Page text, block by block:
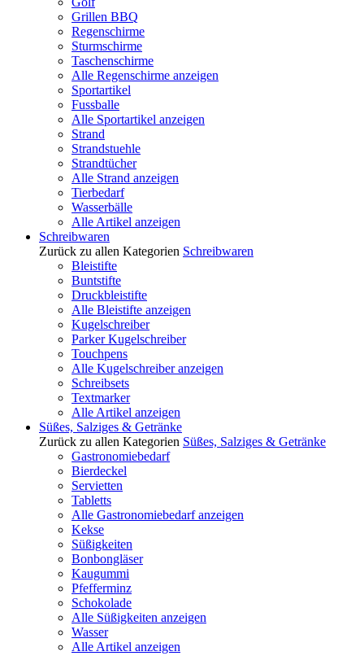
Grillen BBQ
Regenschirme
Sturmschirme
Taschenschirme
Alle Regenschirme anzeigen
Sportartikel
Fussballe
Alle Sportartikel anzeigen
Strand
Strandstuehle
Strandtücher
Alle Strand anzeigen
Tierbedarf
Wasserbälle
Alle Artikel anzeigen
Schreibwaren
Zurück zu allen Kategorien Schreibwaren
Bleistifte
Buntstifte
Druckbleistifte
Alle Bleistifte anzeigen
Kugelschreiber
Parker Kugelschreiber
Touchpens
Alle Kugelschreiber anzeigen
Schreibsets
Textmarker
Alle Artikel anzeigen
Süßes, Salziges & Getränke
Zurück zu allen Kategorien Süßes, Salziges & Getränke
Gastronomiebedarf
Bierdeckel
Servietten
Tabletts
Alle Gastronomiebedarf anzeigen
Kekse
Süßigkeiten
Bonbongläser
Kaugummi
Pfefferminz
Schokolade
Alle Süßigkeiten anzeigen
Wasser
Alle Artikel anzeigen